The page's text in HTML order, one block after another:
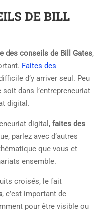
DE BILL
des conseils de Bill Gates,
Faites des
d’y arriver seul. Peu
dans l’entrepreneuriat
digital.
digital, faites des
parlez avec d’autres
que vous et
ensemble.
croisés, le fait
, c’est important de
pour être visible ou